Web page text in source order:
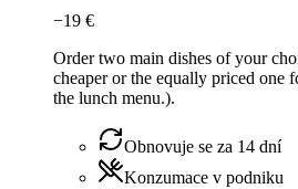
−19 €
Order two main dishes of your
cheaper or the equally priced one
the lunch menu.).
Obnovuje se za 14 dní
Konzumace v podniku